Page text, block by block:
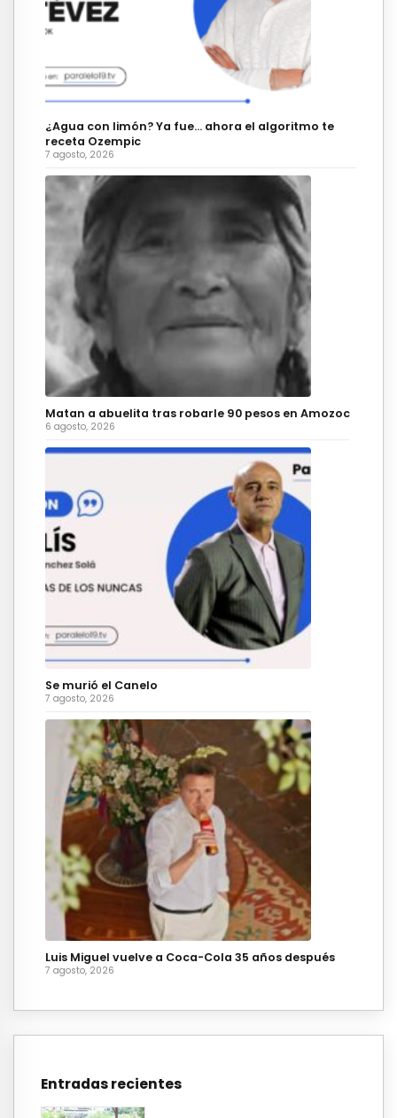
¿Agua con limón? Ya fue… ahora el algoritmo te
receta Ozempic
7 agosto, 2026
Matan a abuelita tras robarle 90 pesos en Amozoc
6 agosto, 2026
Se murió el Canelo
7 agosto, 2026
Luis Miguel vuelve a Coca-Cola 35 años después
7 agosto, 2026
Entradas recientes